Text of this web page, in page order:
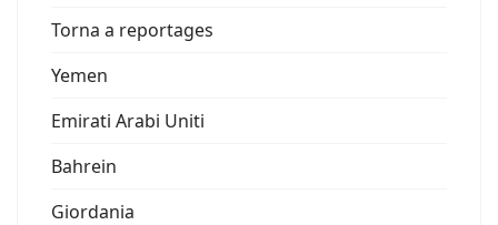
Torna a reportages
Yemen
Emirati Arabi Uniti
Bahrein
Giordania